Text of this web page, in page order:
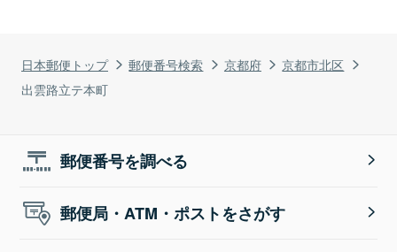
日本郵便トップ 郵便番号検索 京都府
京都市北区
出雲路立テ本町
郵便番号を調べる
郵便局・ATM・ポストをさがす